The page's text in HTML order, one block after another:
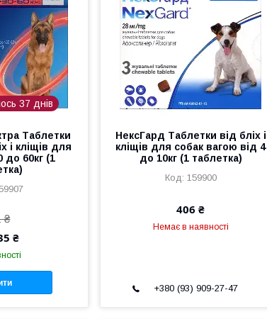
37 днів
Таблетки
і кліщів для
до 60кг (1
₴
₴
НексГард Таблетки від бліх і
кліщів для собак вагою від 4
до 10кг (1 таблетка)
159900
406 ₴
Немає в наявності
+380 (93) 909-27-47